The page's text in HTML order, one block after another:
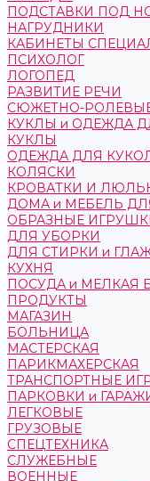
ПОДСТАВКИ ПОД
НАГРУДНИКИ
КАБИНЕТЫ
ПСИХОЛОГ
ЛОГОПЕД
РАЗВИТИЕ РЕЧИ
СЮЖЕТНО-
КУКЛЫ и ОДЕЖДА
КУКЛЫ
ОДЕЖДА ДЛЯ
КОЛЯСКИ
КРОВАТКИ И
ДОМА и МЕБЕЛЬ
ОБРАЗНЫЕ
ДЛЯ УБОРКИ
ДЛЯ СТИРКИ и
КУХНЯ
ПОСУДА и МЕЛКАЯ
ПРОДУКТЫ
МАГАЗИН
БОЛЬНИЦА
МАСТЕРСКАЯ
ПАРИКМАХЕРСКАЯ
ТРАНСПОРТНЫЕ
ПАРКОВКИ и
ЛЕГКОВЫЕ
ГРУЗОВЫЕ
СПЕЦТЕХНИКА
СЛУЖЕБНЫЕ
ВОЕННЫЕ